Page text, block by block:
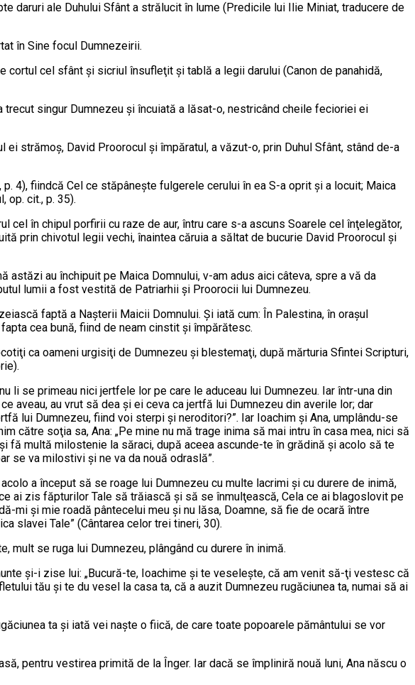
daruri ale Duhului Sfânt a strălucit în lume (Predicile lui Ilie Miniat, traducere de
în Sine focul Dumnezeirii.
cel sfânt şi sicriul însufleţit şi tablă a le­gii darului (Canon de panahidă,
singur Dumnezeu şi încuiată a lăsat-o, nestricând cheile fecio­ri­ei ei
strămoş, David Proorocul şi împăra­tul, a văzut-o, prin Duhul Sfânt, stând de-a
4), fiindcă Cel ce stă­pâ­neşte fulgerele cerului în ea S-a oprit şi a locuit; Maica
op. cit., p. 35).
cel în chipul porfirii cu raze de aur, întru ca­re s-a ascuns Soarele cel înţelegător,
prin chivotul legii vechi, înaintea căruia a săltat de bucurie David Proorocul şi
au închipuit pe Maica Domnului, v-am adus aici câteva, spre a vă da
lumii a fost vestită de Patriarhii şi Proorocii lui Dumnezeu.
faptă a Naşterii Maicii Domnului. Şi iată cum: În Palestina, în oraşul
cea bună, fiind de neam cin­stit şi împărătesc.
ca oameni urgisiţi de Dumnezeu şi bles­te­maţi, după mărturia Sfintei Scripturi,
li se primeau nici jert­fele lor pe care le aduceau lui Dumnezeu. Iar într-una din
aveau, au vrut să dea şi ei ceva ca jertfă lui Dumnezeu din averile lor; dar
lui Dumnezeu, fiind voi sterpi şi neroditori?”. Iar Ioachim şi Ana, umplându-se
că­tre soţia sa, Ana: „Pe mine nu mă trage inima să mai in­tru în casa mea, nici să
fă multă milostenie la săraci, după aceea ascunde-te în grădină şi acolo să te
se va milostivi şi ne va da nouă odraslă”.
a început să se roage lui Dumnezeu cu multe lacrimi şi cu durere de inimă,
ai zis făpturilor Tale să trăiască şi să se înmul­ţească, Cela ce ai blagoslovit pe
mi şi mie roadă pân­te­ce­lui meu şi nu lăsa, Doamne, să fie de ocară între
slavei Tale” (Cântarea celor trei tineri, 30).
mult se ruga lui Dumnezeu, plângând cu durere în inimă.
şi-i zise lui: „Bucură-te, Ioachime şi te veseleşte, că am venit să-ţi vestesc că
tău şi te du vesel la casa ta, că a auzit Dumnezeu rugăciunea ta, numai să ai
ta şi iată vei naşte o fiică, de care toate popoarele pământului se vor
pentru vestirea primită de la Înger. Iar dacă se împliniră nouă luni, Ana născu o